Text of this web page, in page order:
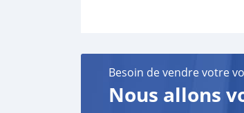
Besoin de vendre votre
Nous allons